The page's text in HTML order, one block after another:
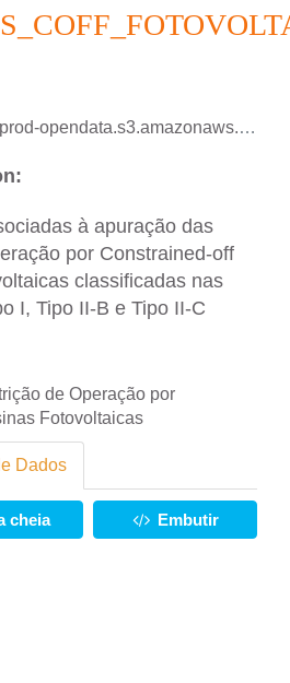
dataset/restricao_coff_fotovoltaica_tm/RESTRICAO_COFF_FOTOVOLTAICA_2026_01.csv
à apuração das
por Constrained-off
classificadas nas
I, Tipo II-B e Tipo II-C
de Operação por
Fotovoltaicas
Dados
cheia Embutir